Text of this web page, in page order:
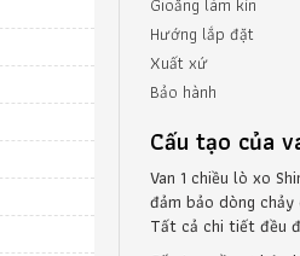
Hướng lắp đặt
Xuất xứ
Bảo hành
Cấu tạo của
Van 1 chiều lò xo
đảm bảo dòng
Tất cả chi tiết đều